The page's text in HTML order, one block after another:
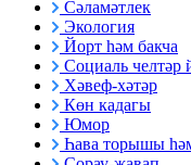
Сәламәтлек
Экология
Йорт һәм бакча
Социаль челтәр
Хәвеф-хәтәр
Көн кадагы
Юмор
Һава торышы